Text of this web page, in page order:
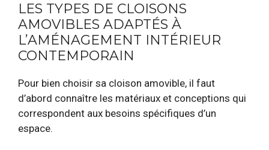
LES TYPES DE CLOISONS
AMOVIBLES ADAPTÉS À
L’AMÉNAGEMENT INTÉRIEUR
CONTEMPORAIN
Pour bien choisir sa cloison amovible, il faut
d’abord connaître les matériaux et conceptions qui
correspondent aux besoins spécifiques d’un
espace.